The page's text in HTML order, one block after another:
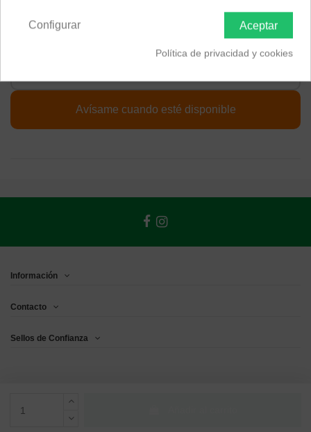
Información
Contacto
Sellos de Confianza
Aceptar
Configurar
Política de privacidad y cookies